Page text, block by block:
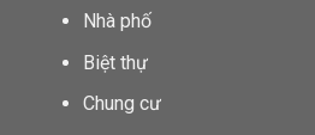
Nhà phố
Biệt thự
Chung cư